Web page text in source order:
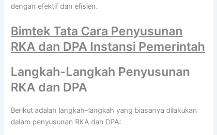
dengan efektif dan efisien.
Bimtek Tata Cara Penyusunan
RKA dan DPA Instansi Pemerintah
Langkah-Langkah Penyusunan
RKA dan DPA
Berikut adalah langkah-langkah yang biasanya dilakukan
dalam penyusunan RKA dan DPA: